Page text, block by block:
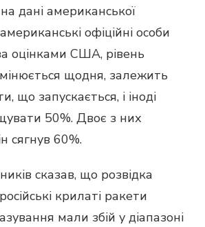
дані американської
офіційні особи
оцінками США, рівень
щодня, залежить
що запускається, і іноді
50%. Двоє з них
сягнув 60%.
сказав, що розвідка
крилаті ракети
мали збій у діапазоні